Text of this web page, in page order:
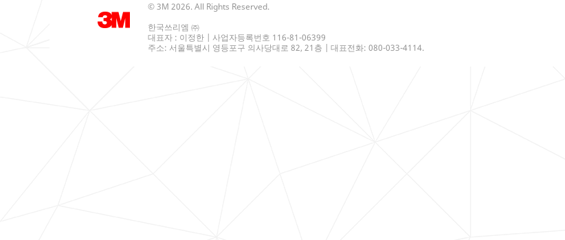
© 3M 2026. All Rights Reserved.
한국쓰리엠 ㈜
대표자 : 이정한 | 사업자등록번호 116-81-06399
주소: 서울특별시 영등포구 의사당대로 82, 21층 | 대표전화: 080-033-4114.